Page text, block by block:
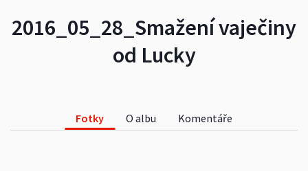
2016_05_28_Smažení vaječiny
od Lucky
Fotky O albu Komentáře